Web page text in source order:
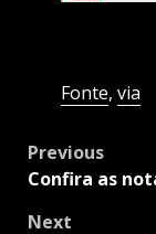
Fonte, via
Post
Previous
Confira as
Next